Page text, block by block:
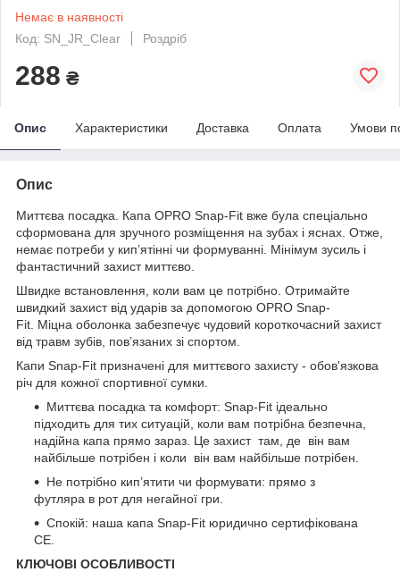
Немає в наявності
Код: SN_JR_Clear
Роздріб
288 ₴
Опис Характеристики Доставка Оплата Умови
Опис
Миттєва посадка. Капа OPRO Snap-Fit вже була спеціально
сформована для зручного розміщення на зубах і яснах. Отже,
немає потреби у кип’ятінні чи формуванні. Мінімум зусиль і
фантастичний захист миттєво.
Швидке встановлення, коли вам це потрібно. Отримайте
швидкий захист від ударів за допомогою OPRO Snap-
Fit. Міцна оболонка забезпечує чудовий короткочасний захист
від травм зубів, пов’язаних зі спортом.
Капи Snap-Fit призначені для миттєвого захисту - обов'язкова
річ для кожної спортивної сумки.
Миттєва посадка та комфорт: Snap-Fit ідеально
підходить для тих ситуацій, коли вам потрібна безпечна,
надійна капа прямо зараз. Це захист там, де він вам
найбільше потрібен і коли він вам найбільше потрібен.
Не потрібно кип’ятити чи формувати: прямо з
футляра в рот для негайної гри.
Спокій: наша капа Snap-Fit юридично сертифікована
CE.
КЛЮЧОВІ ОСОБЛИВОСТІ